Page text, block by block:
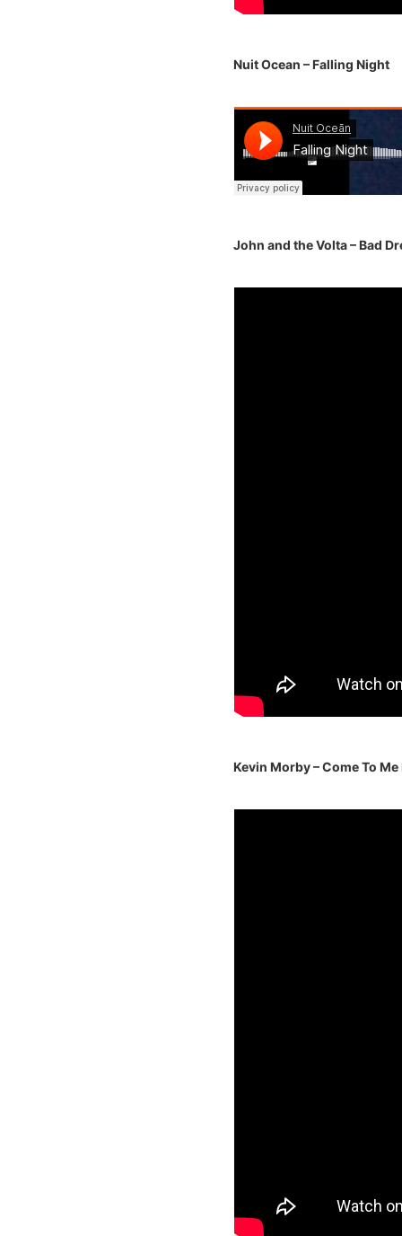
Nuit Ocean – Falling Night
John and the Volta – Bad
Kevin Morby – Come To Me